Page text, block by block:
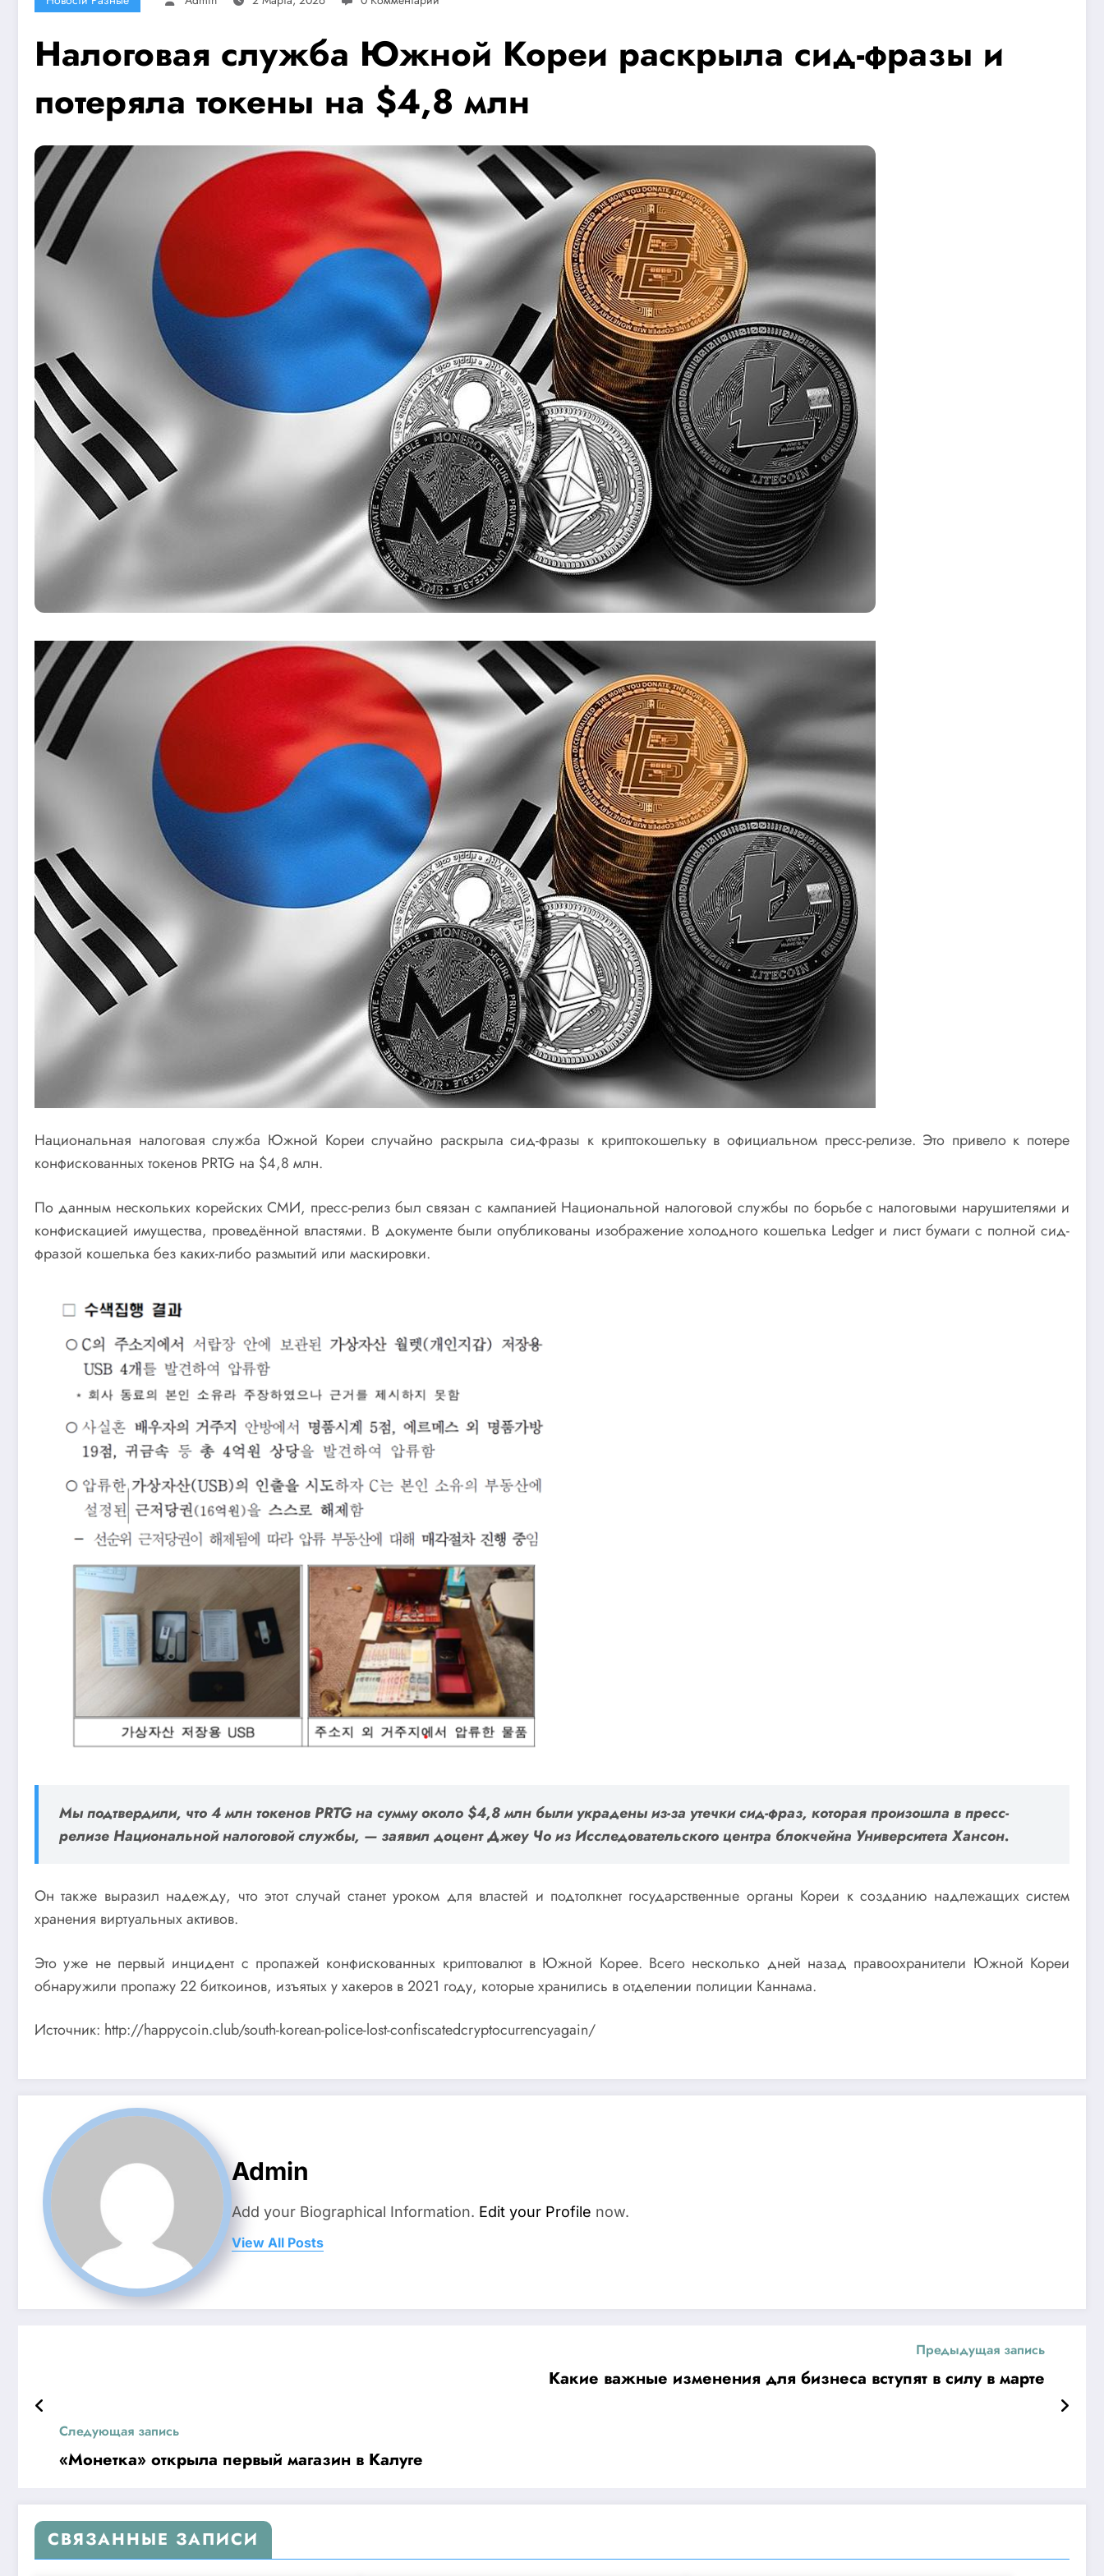
Налоговая служба Южной Кореи раскрыла сид-фразы и
потеряла токены на $4,8 млн
Национальная налоговая служба Южной Кореи случайно раскрыла сид-фразы к криптокошельку в официальном пресс-релизе. Это привело к потере
конфискованных токенов PRTG на $4,8 млн.
По данным нескольких корейских СМИ, пресс-релиз был связан с кампанией Национальной налоговой службы по борьбе с налоговыми нарушителями и
конфискацией имущества, проведённой властями. В документе были опубликованы изображение холодного кошелька Ledger и лист бумаги с полной сид-
фразой кошелька без каких-либо размытий или маскировки.
Мы подтвердили, что 4 млн токенов PRTG на сумму около $4,8 млн были украдены из-за утечки сид-фраз, которая произошла в пресс-
релизе Национальной налоговой службы, — заявил доцент Джеу Чо из Исследовательского центра блокчейна Университета Хансон.
Он также выразил надежду, что этот случай станет уроком для властей и подтолкнет государственные органы Кореи к созданию надлежащих систем
хранения виртуальных активов.
Это уже не первый инцидент с пропажей конфискованных криптовалют в Южной Корее. Всего несколько дней назад правоохранители Южной Кореи
обнаружили пропажу 22 биткоинов, изъятых у хакеров в 2021 году, которые хранились в отделении полиции Каннама.
Источник: http://happycoin.club/south-korean-police-lost-confiscatedcryptocurrencyagain/
Admin
Add your Biographical Information. Edit your Profile now.
View All Posts
Предыдущая запись
Какие важные изменения для бизнеса вступят в силу в марте
Следующая запись
«Монетка» открыла первый магазин в Калуге
СВЯЗАННЫЕ ЗАПИСИ